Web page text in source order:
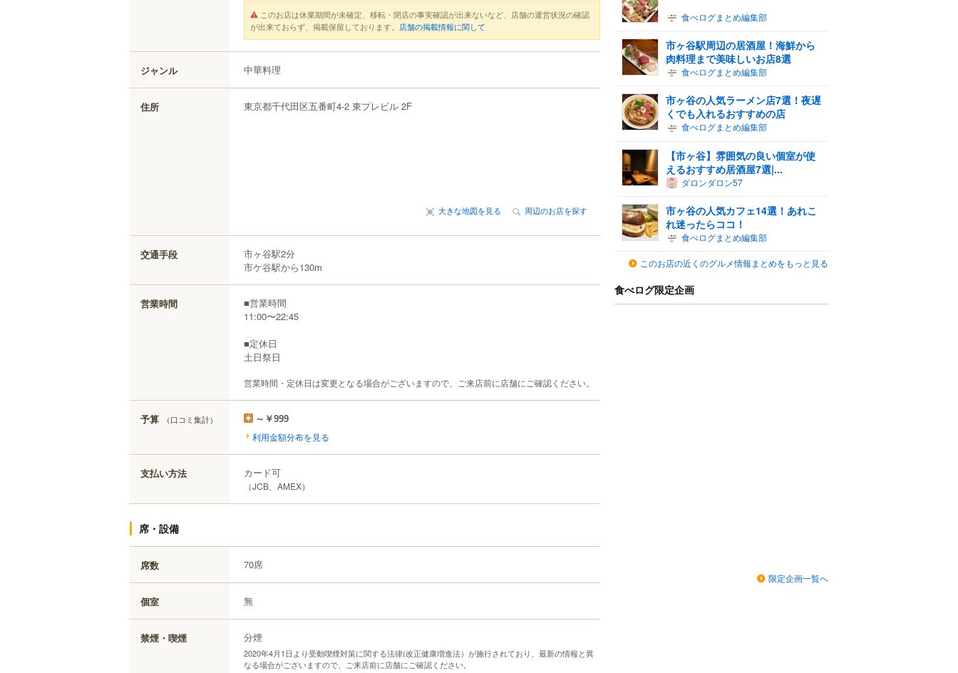
このお店は休業期間が未確定、移転・閉店の事実確認が出来ないなど、店舗の運営状況の確認
が出来ておらず、掲載保留しております。 店舗の掲載情報に関して
ジャンル 中華料理
住所 東京都千代田区五番町4-2 東プレビル 2F
大きな地図を見る 周辺のお店を探す
交通手段
市ヶ谷駅2分
市ケ谷駅から130m
営業時間
■営業時間
11:00〜22:45
■定休日
土日祭日
営業時間・定休日は変更となる場合がございますので、ご来店前に店舗にご確認ください。
予算 （口コミ集計） ～￥999
利用金額分布を見る
支払い方法 カード可
（JCB、AMEX）
席・設備
席数 70席
個室 無
禁煙・喫煙 分煙
2020年4月1日より受動喫煙対策に関する法律(改正健康増進法）が施行されており、最新の情報と異
なる場合がございますので、ご来店前に店舗にご確認ください。
食べログまとめ編集部
市ヶ谷駅周辺の居酒屋！海鮮から
肉料理まで美味しいお店8選
食べログまとめ編集部
市ヶ谷の人気ラーメン店7選！夜遅
くでも入れるおすすめの店
食べログまとめ編集部
【市ヶ谷】雰囲気の良い個室が使
えるおすすめ居酒屋7選|...
ダロンダロン57
市ヶ谷の人気カフェ14選！あれこ
れ迷ったらココ！
食べログまとめ編集部
このお店の近くのグルメ情報まとめをもっと見る
食べログ限定企画
限定企画一覧へ